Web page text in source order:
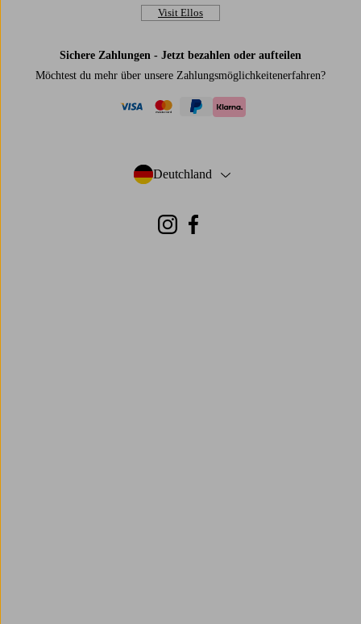
Visit Ellos
Sichere Zahlungen - Jetzt bezahlen oder aufteilen
Möchtest du mehr über unsere Zahlungsmöglichkeitenerfahren?
Deutchland
- Land auswählen